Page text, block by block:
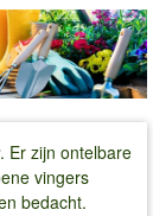
. Er zijn ontelbare
vingers
bedacht.